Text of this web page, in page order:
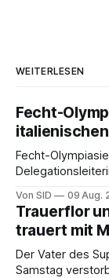
WEITERLESEN
Fecht-
Fecht-
Von SID 09 Aug.
Trauerflor
trauert mit
Der Vater des
Samstag